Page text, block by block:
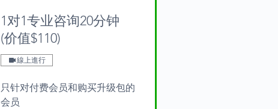
1对1专业咨询20分钟
(价值$110)
線上進行
只针对付费会员和购买升级包的
会员